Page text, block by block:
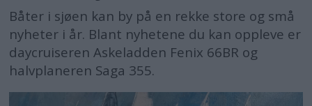
Båter i sjøen kan by på en rekke store og små
nyheter i år. Blant nyhetene du kan oppleve er
daycruiseren Askeladden Fenix 66BR og
halvplaneren Saga 355.